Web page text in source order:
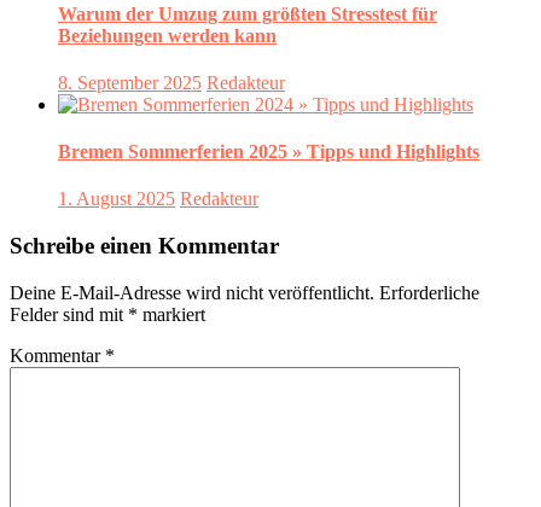
Warum der Umzug zum größten Stresstest für
Beziehungen werden kann
8. September 2025 Redakteur
Bremen Sommerferien 2025 » Tipps und Highlights
1. August 2025 Redakteur
Schreibe einen Kommentar
Deine E-Mail-Adresse wird nicht veröffentlicht. Erforderliche
Felder sind mit * markiert
Kommentar *